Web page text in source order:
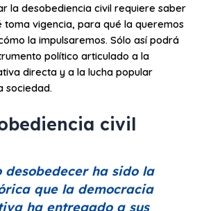
la desobediencia civil requiere saber
toma vigencia, para qué la queremos
la impulsaremos. Sólo así podrá
político articulado a la
directa y a la lucha popular
sociedad.
civil
desobedecer ha sido la
que la democracia
ha entregado a sus